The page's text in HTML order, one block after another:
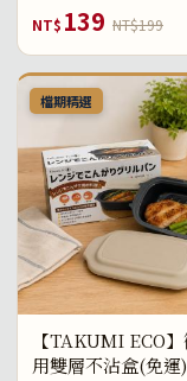
NT$ 139 NT$199
檔期精選
【TAKUMI ECO
用雙層不沾盒(免運)